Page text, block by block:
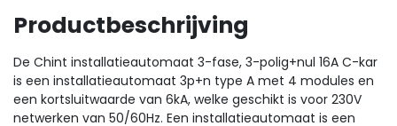
Productbeschrijving
De Chint installatieautomaat 3-fase, 3-polig+nul 16A C-kar
is een installatieautomaat 3p+n type A met 4 modules en
een kortsluitwaarde van 6kA, welke geschikt is voor 230V
netwerken van 50/60Hz. Een installatieautomaat is een